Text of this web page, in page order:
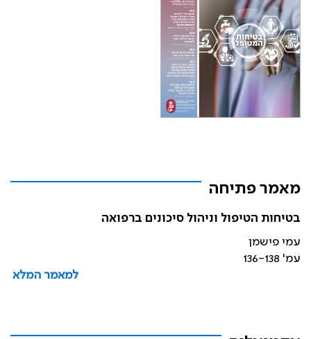
מאמר פתיחה
בטיחות הטיפול וניהול סיכונים ברפואה
עמי פישמן
עמ' 136-138
למאמר המלא